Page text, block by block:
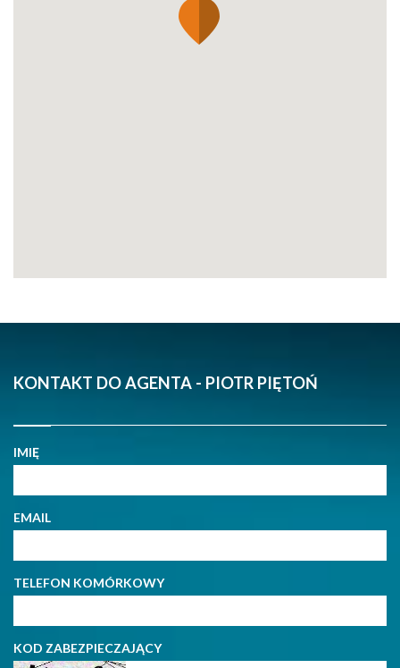
KONTAKT DO AGENTA - PIOTR PIĘTOŃ
IMIĘ
EMAIL
TELEFON KOMÓRKOWY
KOD ZABEZPIECZAJĄCY